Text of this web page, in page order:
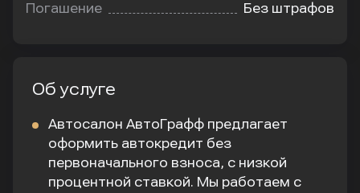
Погашение Без штрафов
Об услуге
Автосалон АвтоГрафф предлагает
оформить автокредит без
первоначального взноса, с низкой
процентной ставкой. Мы работаем с